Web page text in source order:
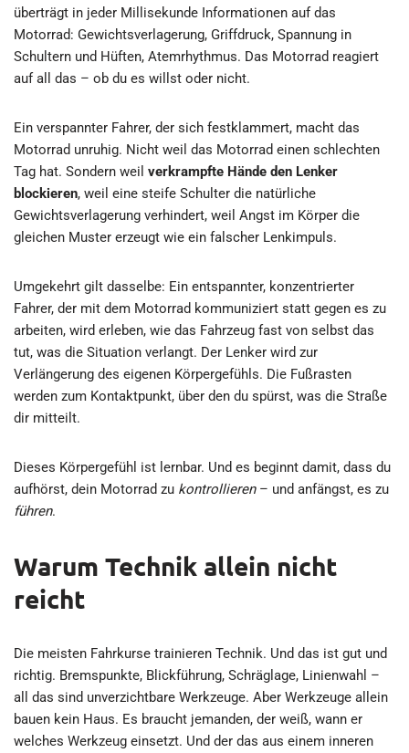
überträgt in jeder Millisekunde Informationen auf das
Motorrad: Gewichtsverlagerung, Griffdruck, Spannung in
Schultern und Hüften, Atemrhythmus. Das Motorrad reagiert
auf all das – ob du es willst oder nicht.
Ein verspannter Fahrer, der sich festklammert, macht das
Motorrad unruhig. Nicht weil das Motorrad einen schlechten
Tag hat. Sondern weil verkrampfte Hände den Lenker
blockieren, weil eine steife Schulter die natürliche
Gewichtsverlagerung verhindert, weil Angst im Körper die
gleichen Muster erzeugt wie ein falscher Lenkimpuls.
Umgekehrt gilt dasselbe: Ein entspannter, konzentrierter
Fahrer, der mit dem Motorrad kommuniziert statt gegen es zu
arbeiten, wird erleben, wie das Fahrzeug fast von selbst das
tut, was die Situation verlangt. Der Lenker wird zur
Verlängerung des eigenen Körpergefühls. Die Fußrasten
werden zum Kontaktpunkt, über den du spürst, was die Straße
dir mitteilt.
Dieses Körpergefühl ist lernbar. Und es beginnt damit, dass du
aufhörst, dein Motorrad zu kontrollieren– und anfängst, es zu
führen.
Warum Technik allein nicht
reicht
Die meisten Fahrkurse trainieren Technik. Und das ist gut und
richtig. Bremspunkte, Blickführung, Schräglage, Linienwahl –
all das sind unverzichtbare Werkzeuge. Aber Werkzeuge allein
bauen kein Haus. Es braucht jemanden, der weiß, wann er
welches Werkzeug einsetzt. Und der das aus einem inneren